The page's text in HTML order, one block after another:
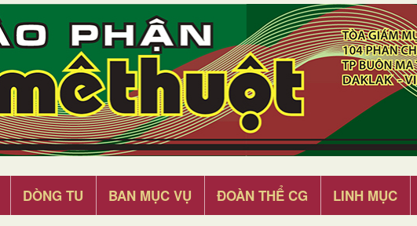
DÒNG TU BAN MỤC VỤ ĐOÀN THỂ CG LINH MỤC